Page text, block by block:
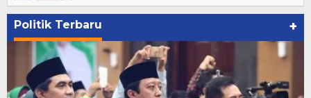
Politik Terbaru +